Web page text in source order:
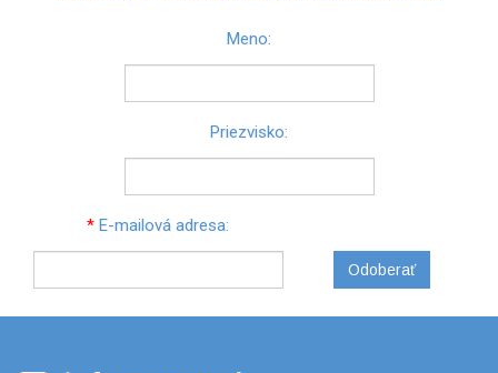
Meno:
Priezvisko:
* E-mailová adresa:
Odoberať